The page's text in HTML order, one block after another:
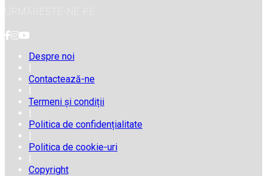
URMĂREȘTE-NE PE
Despre noi
|
Contactează-ne
|
Termeni și condiții
|
Politica de confidențialitate
|
Politica de cookie-uri
|
Copyright